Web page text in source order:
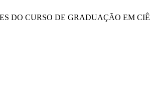
DO CURSO DE GRADUAÇÃO EM